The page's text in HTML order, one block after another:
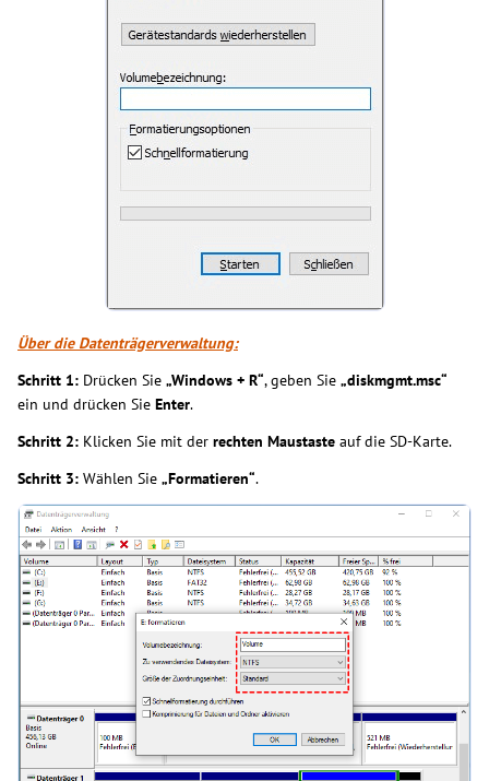
Über die Datenträgerverwaltung:
Schritt 1: Drücken Sie „Windows + R“, geben Sie „diskmgmt.msc“
ein und drücken Sie Enter.
Schritt 2: Klicken Sie mit der rechten Maustaste auf die SD-Karte.
Schritt 3: Wählen Sie „Formatieren“.